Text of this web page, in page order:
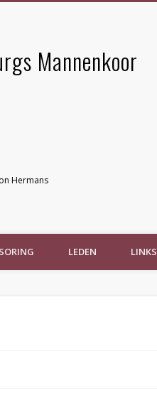
Mannenkoor
Hermans
LEDEN LINKS